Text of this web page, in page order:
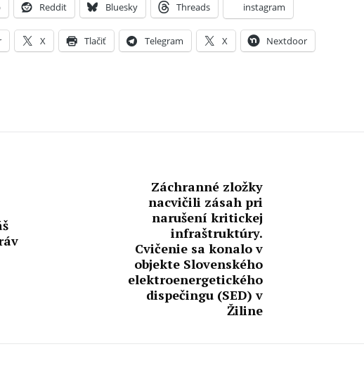
Reddit Bluesky Threads instagram
X Tlačiť Telegram X Nextdoor
Záchranné zložky
nacvičili zásah pri
narušení kritickej
infraštruktúry.
Cvičenie sa konalo v
objekte Slovenského
elektroenergetického
dispečingu (SED) v
Žiline